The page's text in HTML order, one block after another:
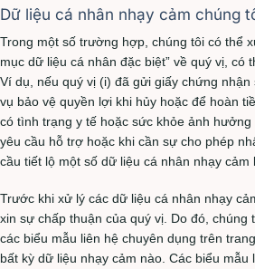
Dữ liệu cá nhân nhạy cảm chúng
Trong một số trường hợp, chúng tôi có thể
mục dữ liệu cá nhân đặc biệt” về quý vị, có
Ví dụ, nếu quý vị (i) đã gửi giấy chứng
vụ bảo vệ quyền lợi khi hủy hoặc để hoàn
có tình trạng y tế hoặc sức khỏe ảnh
yêu cầu hỗ trợ hoặc khi cần sự cho phép
cầu tiết lộ một số dữ liệu cá nhân nhạy cảm
Trước khi xử lý các dữ liệu cá nhân nhạy
xin sự chấp thuận của quý vị. Do đó, chúng
các biểu mẫu liên hệ chuyên dụng trên
bất kỳ dữ liệu nhạy cảm nào. Các biểu mẫu